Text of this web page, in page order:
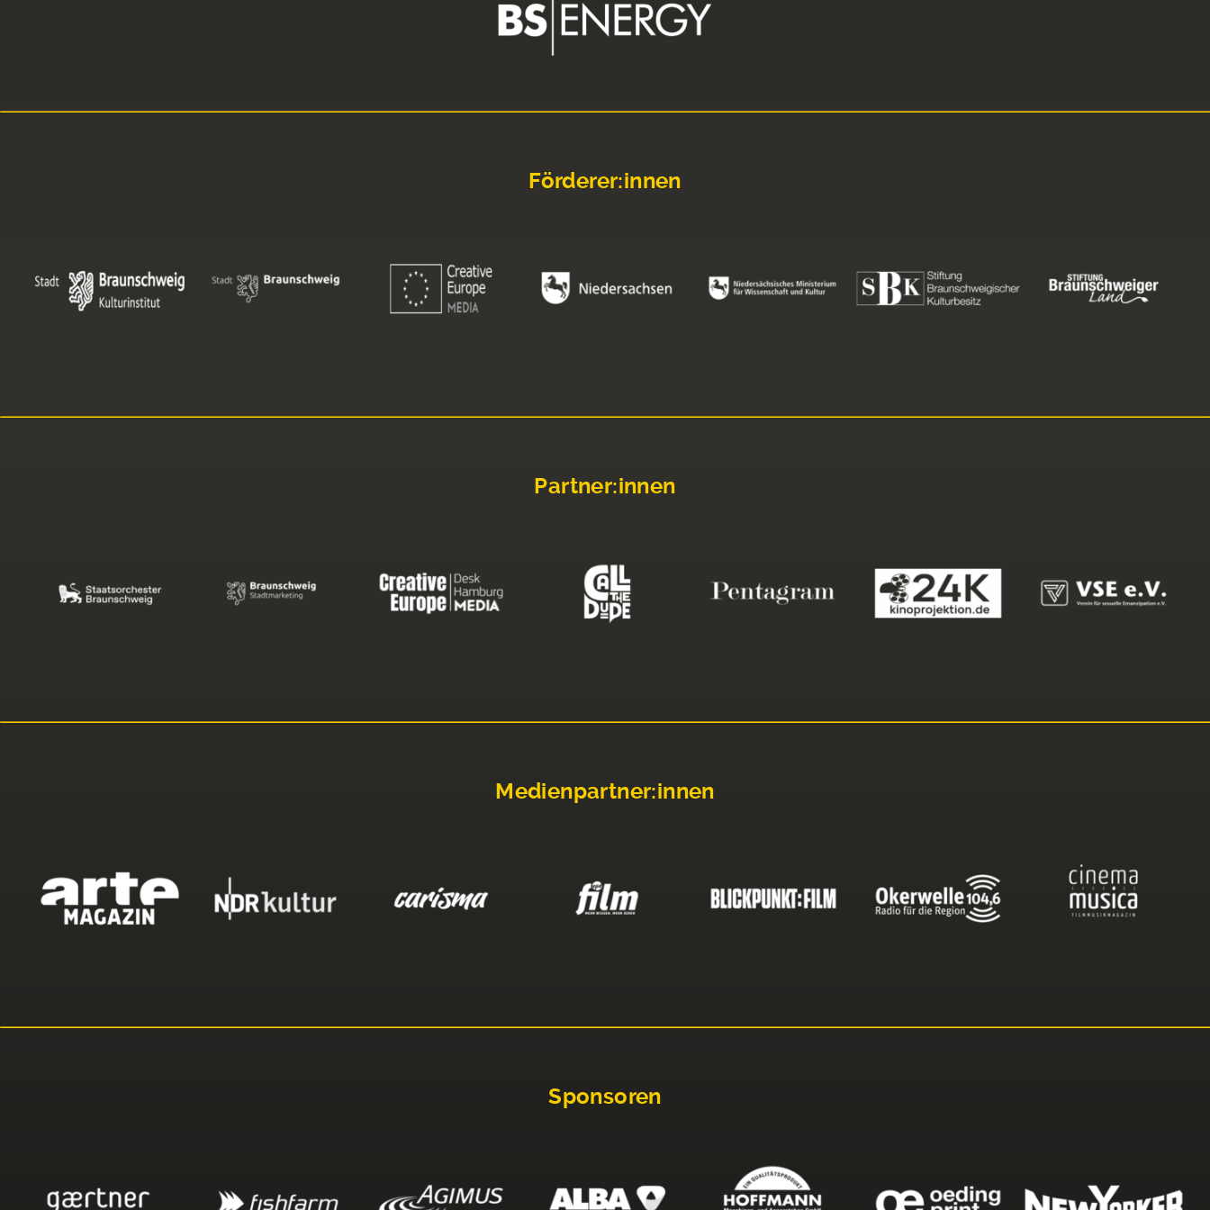
Förderer:innen
Partner:innen
Medienpartner:innen
Sponsoren